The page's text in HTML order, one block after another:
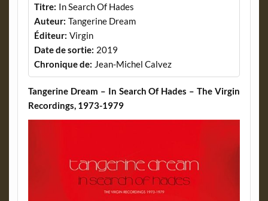
Titre: In Search Of Hades
Auteur: Tangerine Dream
Éditeur: Virgin
Date de sortie: 2019
Chronique de: Jean-Michel Calvez
Tangerine Dream – In Search Of Hades – The Virgin
Recordings, 1973-1979